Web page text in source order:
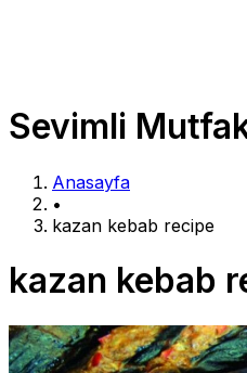
Sevimli
Anasayfa
•
kazan kebab recipe
kazan kebab